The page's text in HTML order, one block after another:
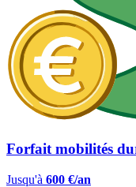
Forfait mobilités
Jusqu'à 600 €/an